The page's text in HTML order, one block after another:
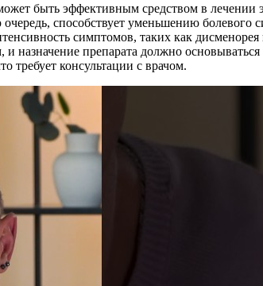
быть эффективным средством в
способствует уменьшению болевого
симптомов, таких как дисменорея
назначение препарата должно
требует консультации с врачом.